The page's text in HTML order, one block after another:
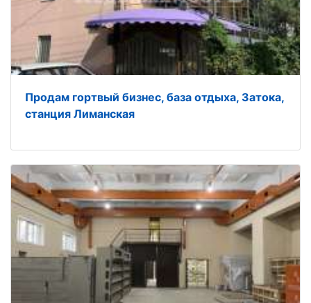
Продам гортвый бизнес, база отдыха, Затока,
станция Лиманская